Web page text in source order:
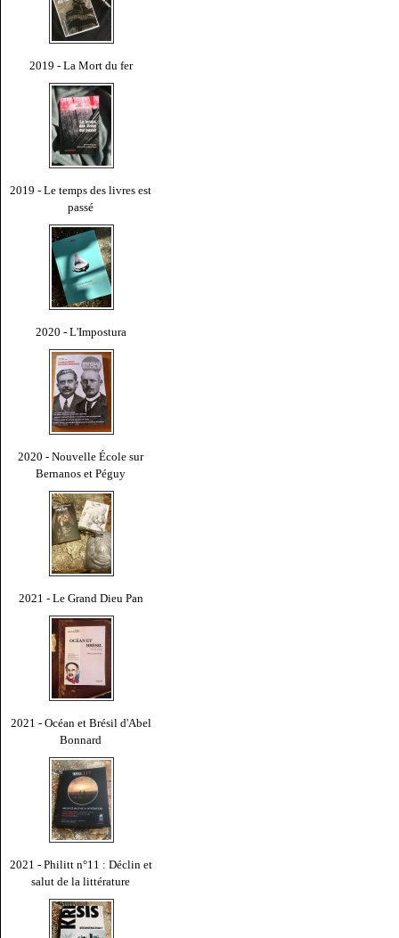
2019 - La Mort du fer
2019 - Le temps des livres est
passé
2020 - L'Impostura
2020 - Nouvelle École sur
Bernanos et Péguy
2021 - Le Grand Dieu Pan
2021 - Océan et Brésil d'Abel
Bonnard
2021 - Philitt n°11 : Déclin et
salut de la littérature